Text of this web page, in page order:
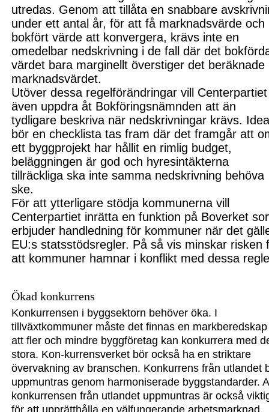
utredas. Genom att tillåta en snabbare
under ett antal år, för att få marknadsvärde och
bokfört värde att konvergera, krävs inte en
omedelbar nedskrivning i de fall där det
värdet bara marginellt överstiger det beräknade
marknadsvärdet.
Utöver dessa regelförändringar vill Centerpartiet
även uppdra åt Bokföringsnämnden att än
tydligare beskriva när nedskrivningar krävs.
bör en checklista tas fram där det framgår att
ett byggprojekt har hållit en rimlig budget,
beläggningen är god och hyresintäkterna
tillräckliga ska inte samma nedskrivning behöva
ske.
För att ytterligare stödja kommunerna vill
Centerpartiet inrätta en funktion på Boverket
erbjuder handledning för kommuner när det
EU:s statsstödsregler. På så vis minskar risken
att kommuner hamnar i konflikt med dessa
Ökad konkurrens
Konkurrensen i byggsektorn behöver öka. I
tillväxtkommuner måste det finnas en markbereds
att fler och mindre byggföretag kan konkurrera med
stora. Kon-kurrensverket bör också ha en striktare
övervakning av branschen. Konkurrens från ut landet
uppmuntras genom harmoniserade byggstandarder.
konkurrensen från utlandet uppmuntras är också vikt